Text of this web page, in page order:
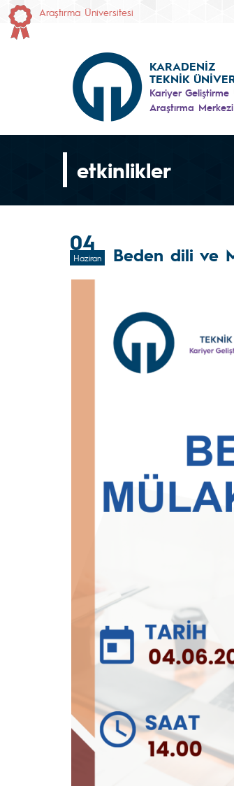
Araştırma Üniversitesi
KARADENİZ
TEKNİK
Kariyer
Araştırma Merkezi
etkinlikler
04
Haziran Beden dili ve